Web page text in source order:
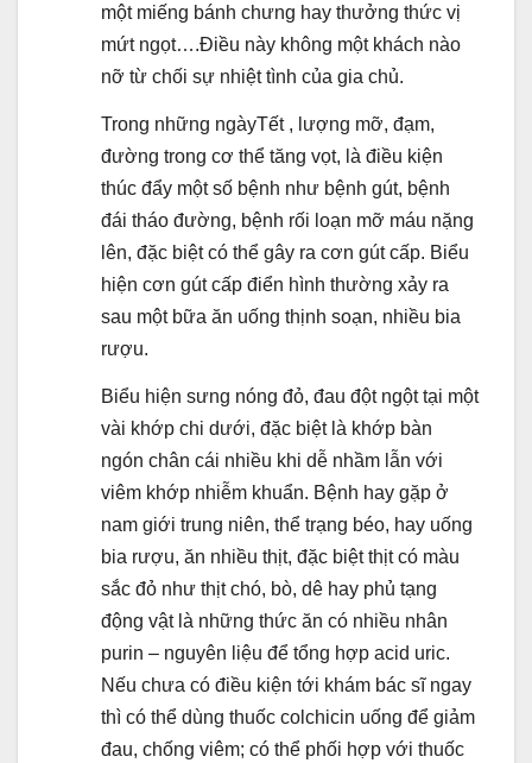
một miếng bánh chưng hay thưởng thức vị
mứt ngọt….Điều này không một khách nào
nỡ từ chối sự nhiệt tình của gia chủ.
Trong những ngàyTết , lượng mỡ, đạm,
đường trong cơ thể tăng vọt, là điều kiện
thúc đẩy một số bệnh như bệnh gút, bệnh
đái tháo đường, bệnh rối loạn mỡ máu nặng
lên, đặc biệt có thể gây ra cơn gút cấp. Biểu
hiện cơn gút cấp điển hình thường xảy ra
sau một bữa ăn uống thịnh soạn, nhiều bia
rượu.
Biểu hiện sưng nóng đỏ, đau đột ngột tại một
vài khớp chi dưới, đặc biệt là khớp bàn
ngón chân cái nhiều khi dễ nhầm lẫn với
viêm khớp nhiễm khuẩn. Bệnh hay gặp ở
nam giới trung niên, thể trạng béo, hay uống
bia rượu, ăn nhiều thịt, đặc biệt thịt có màu
sắc đỏ như thịt chó, bò, dê hay phủ tạng
động vật là những thức ăn có nhiều nhân
purin – nguyên liệu để tổng hợp acid uric.
Nếu chưa có điều kiện tới khám bác sĩ ngay
thì có thể dùng thuốc colchicin uống để giảm
đau, chống viêm; có thể phối hợp với thuốc